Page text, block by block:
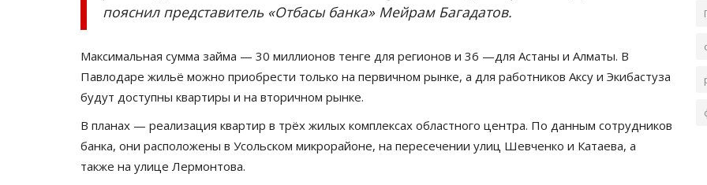
пояснил представитель «Отбасы банка» Мейрам Багадатов.
Максимальная сумма займа — 30 миллионов тенге для регионов и 36 —для Астаны и Алматы. В
Павлодаре жильё можно приобрести только на первичном рынке, а для работников Аксу и Экибастуза
будут доступны квартиры и на вторичном рынке.
В планах — реализация квартир в трёх жилых комплексах областного центра. По данным сотрудников
банка, они расположены в Усольском микрорайоне, на пересечении улиц Шевченко и Катаева, а
также на улице Лермонтова.